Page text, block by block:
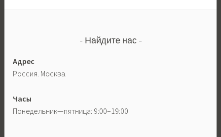
Найдите нас
Адрес
Россия. Москва.
Часы
Понедельник—пятница: 9:00–19:00